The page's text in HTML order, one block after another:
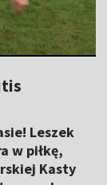
Leszek
w piłkę,
Kasty